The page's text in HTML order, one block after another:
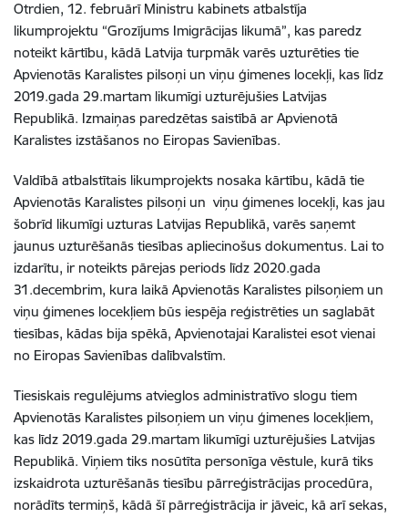
Otrdien, 12. februārī Ministru kabinets atbalstīja
likumprojektu “Grozījums Imigrācijas likumā”, kas paredz
noteikt kārtību, kādā Latvija turpmāk varēs uzturēties tie
Apvienotās Karalistes pilsoņi un viņu ģimenes locekļi, kas līdz
2019.gada 29.martam likumīgi uzturējušies Latvijas
Republikā. Izmaiņas paredzētas saistībā ar Apvienotā
Karalistes izstāšanos no Eiropas Savienības.
Valdībā atbalstītais likumprojekts nosaka kārtību, kādā tie
Apvienotās Karalistes pilsoņi un viņu ģimenes locekļi, kas jau
šobrīd likumīgi uzturas Latvijas Republikā, varēs saņemt
jaunus uzturēšanās tiesības apliecinošus dokumentus. Lai to
izdarītu, ir noteikts pārejas periods līdz 2020.gada
31.decembrim, kura laikā Apvienotās Karalistes pilsoņiem un
viņu ģimenes locekļiem būs iespēja reģistrēties un saglabāt
tiesības, kādas bija spēkā, Apvienotajai Karalistei esot vienai
no Eiropas Savienības dalībvalstīm.
Tiesiskais regulējums atvieglos administratīvo slogu tiem
Apvienotās Karalistes pilsoņiem un viņu ģimenes locekļiem,
kas līdz 2019.gada 29.martam likumīgi uzturējušies Latvijas
Republikā. Viņiem tiks nosūtīta personīga vēstule, kurā tiks
izskaidrota uzturēšanās tiesību pārreģistrācijas procedūra,
norādīts termiņš, kādā šī pārreģistrācija ir jāveic, kā arī sekas,